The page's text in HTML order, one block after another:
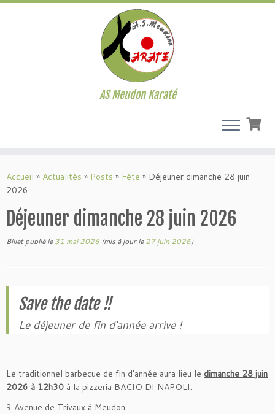
au
contenu
AS Meudon Karaté
Accueil » Actualités » Posts » Fête » Déjeuner dimanche 28 juin
2026
Déjeuner dimanche 28 juin 2026
Billet publié le31 mai 2026 (mis à jour le27 juin 2026)
Save the date !!
Le déjeuner de fin d'année arrive !
Le traditionnel barbecue de fin d'année aura lieu le dimanche 28 juin
2026 à 12h30 à la pizzeria BACIO DI NAPOLI.
9 Avenue de Trivaux à Meudon